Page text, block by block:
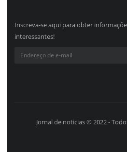
Inscreva-se aqui para obter
interessantes!
Jornal de noticias © 2022 -